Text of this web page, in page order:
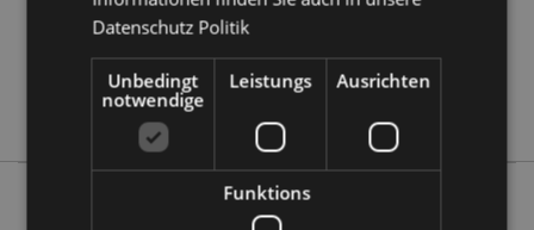
0.385000
Keine
Keine
Datenschutz Politik
Unbedingt
notwendige
Leistungs Ausrichten
Funktions